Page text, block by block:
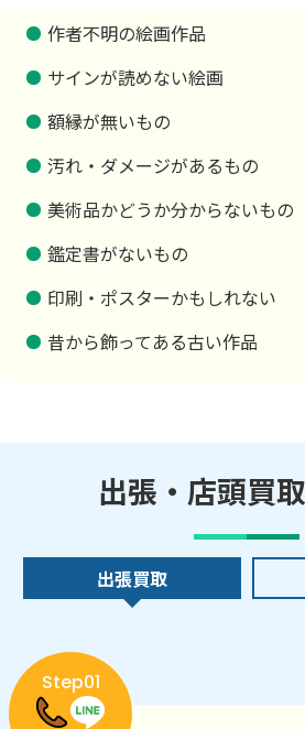
作者不明の絵画作品
サインが読めない絵画
額縁が無いもの
汚れ・ダメージがあるもの
美術品かどうか分からないもの
鑑定書がないもの
印刷・ポスターかもしれない
昔から飾ってある古い作品
出張・店頭買
出張買取
Step01